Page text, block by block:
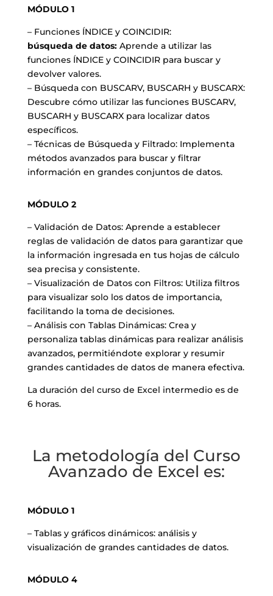
MÓDULO 1
– Funciones ÍNDICE y COINCIDIR:
búsqueda de datos: Aprende a utilizar las
funciones ÍNDICE y COINCIDIR para buscar y
devolver valores.
– Búsqueda con BUSCARV, BUSCARH y BUSCARX:
Descubre cómo utilizar las funciones BUSCARV,
BUSCARH y BUSCARX para localizar datos
específicos.
– Técnicas de Búsqueda y Filtrado: Implementa
métodos avanzados para buscar y filtrar
información en grandes conjuntos de datos.
MÓDULO 2
– Validación de Datos: Aprende a establecer
reglas de validación de datos para garantizar que
la información ingresada en tus hojas de cálculo
sea precisa y consistente.
– Visualización de Datos con Filtros: Utiliza filtros
para visualizar solo los datos de importancia,
facilitando la toma de decisiones.
– Análisis con Tablas Dinámicas: Crea y
personaliza tablas dinámicas para realizar análisis
avanzados, permitiéndote explorar y resumir
grandes cantidades de datos de manera efectiva.
La duración del curso de Excel intermedio es de
6 horas.
La metodología del Curso
Avanzado de Excel es:
MÓDULO 1
– Tablas y gráficos dinámicos: análisis y
visualización de grandes cantidades de datos.
MÓDULO 4